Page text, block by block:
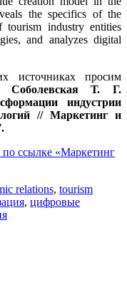
the specifics of the
tourism industry entities
and analyzes digital
источниках просим
Соболевская Т. Г.
индустрии
// Маркетинг и
ссылке «Маркетинг
relations, tourism
, цифровые